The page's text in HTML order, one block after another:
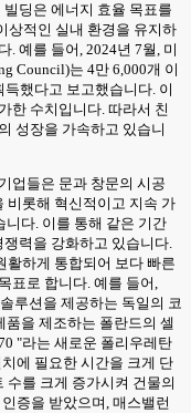
딩은 에너지 효율 목표를
상적인 실내 환경을 유지하
. 예를 들어, 2024년 7월, 미
Council)는 4만 6,000개 이
했다고 보고했습니다. 이
한 수치입니다. 따라서 친
성장을 가속하고 있습니
업들은 문과 창문의 시공
비롯해 혁신적이고 지속 가
니다. 이를 통해 같은 기간
력을 강화하고 있습니다.
활하게 통합되어 보다 빠른
표로 합니다. 예를 들어,
루션을 제공하는 독일의 코
품을 제조하는 폴란드의 셀
"라는 새로운 폴리우레탄
에 필요한 시간을 크게 단
수를 크게 증가시켜 건물의
증을 받았으며, 매스밸런